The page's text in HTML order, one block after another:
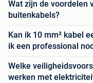
Wat zijn de voordelen
buitenkabels?
Kan ik 10 mm² kabel
ik een professional
Welke
werken met